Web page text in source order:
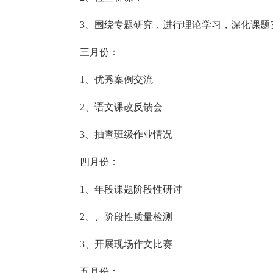
3、围绕专题研究，进行理论学习，深化课题
三月份：
1、优秀案例交流
2、语文课改反馈会
3、抽查班级作业情况
四月份：
1、年段课题阶段性研讨
2、、阶段性质量检测
3、开展现场作文比赛